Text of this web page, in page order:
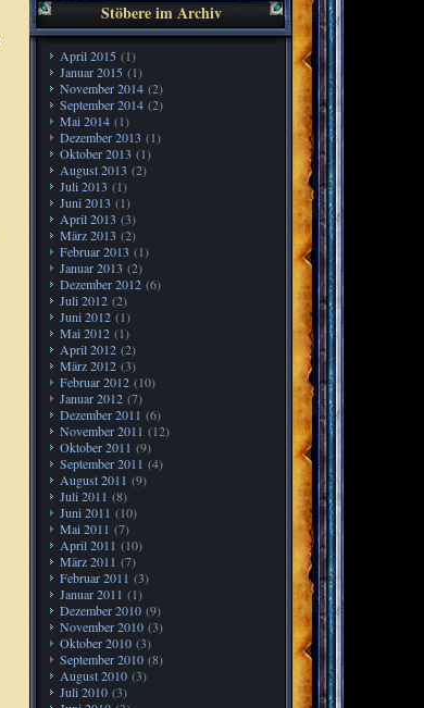
Stöbere im Archiv
April 2015 (1)
Januar 2015 (1)
November 2014 (2)
September 2014 (2)
Mai 2014 (1)
Dezember 2013 (1)
Oktober 2013 (1)
August 2013 (2)
Juli 2013 (1)
Juni 2013 (1)
April 2013 (3)
März 2013 (2)
Februar 2013 (1)
Januar 2013 (2)
Dezember 2012 (6)
Juli 2012 (2)
Juni 2012 (1)
Mai 2012 (1)
April 2012 (2)
März 2012 (3)
Februar 2012 (10)
Januar 2012 (7)
Dezember 2011 (6)
November 2011 (12)
Oktober 2011 (9)
September 2011 (4)
August 2011 (9)
Juli 2011 (8)
Juni 2011 (10)
Mai 2011 (7)
April 2011 (10)
März 2011 (7)
Februar 2011 (3)
Januar 2011 (1)
Dezember 2010 (9)
November 2010 (3)
Oktober 2010 (3)
September 2010 (8)
August 2010 (3)
Juli 2010 (3)